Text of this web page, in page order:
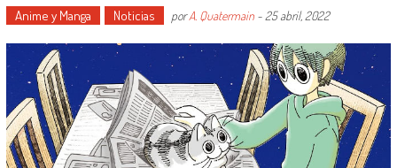
Anime y Manga Noticias porA. Quatermain- 25 abril, 2022